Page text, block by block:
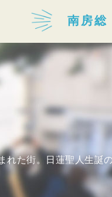
南房総
れた街。日蓮聖人生誕